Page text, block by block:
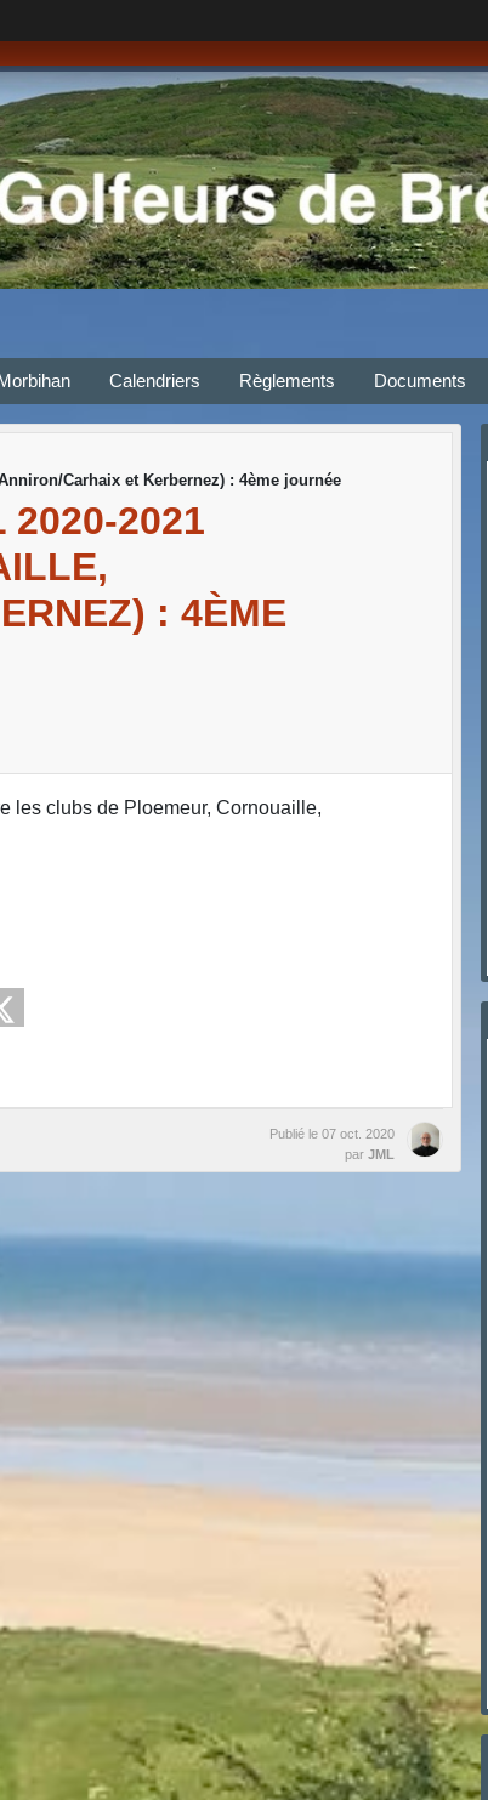
Calendriers Règlements Documents
Carhaix et Kerbernez) : 4ème journée
2020-2021
: 4ÈME
les clubs de Ploemeur, Cornouaille,
Publié le07 oct. 2020
parJML